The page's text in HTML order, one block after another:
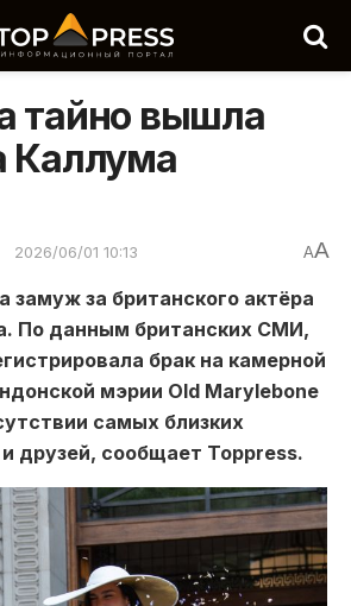
тайно вышла
Каллума
2026/06/01 10:13 AA
за британского актёра
По данным британских СМИ,
брак на камерной
мэрии Old Marylebone
самых близких
друзей, сообщает Toppress.